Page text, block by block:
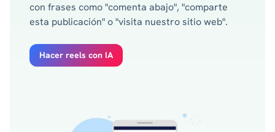
con frases como "comenta abajo", "comparte
esta publicación" o "visita nuestro sitio web".
Hacer reels con IA